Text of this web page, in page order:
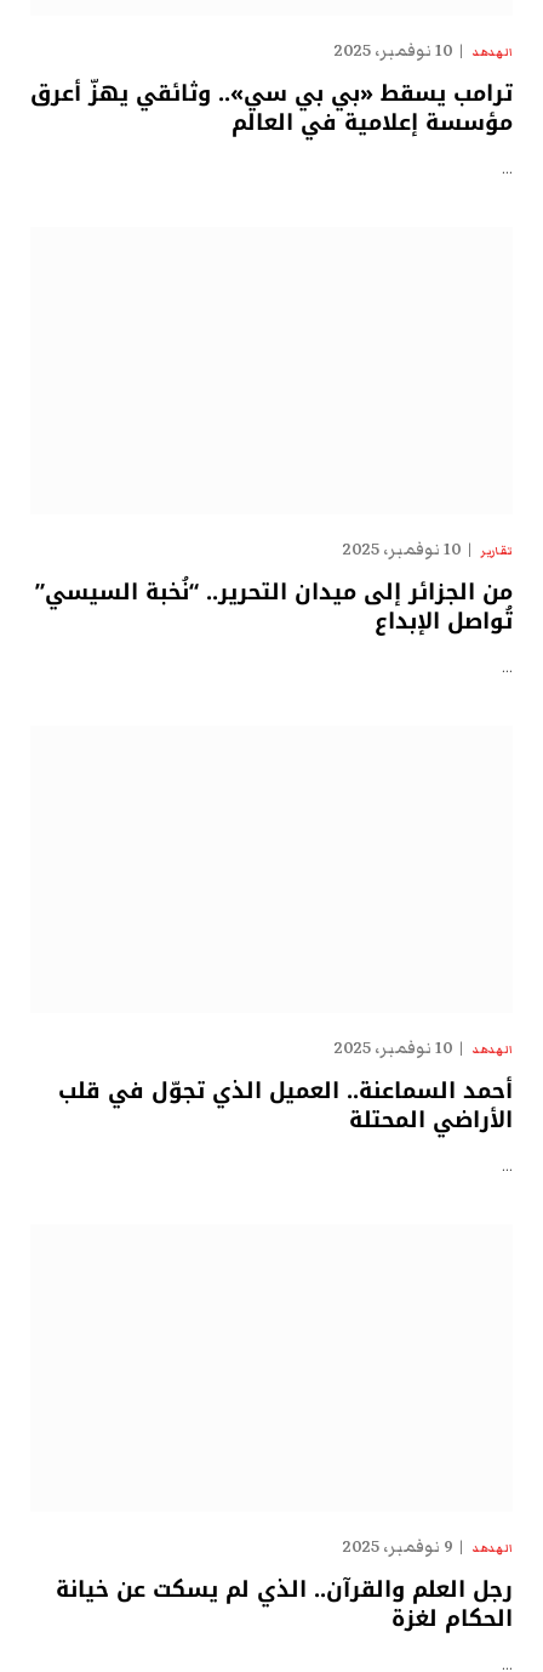
الهدهد 10 نوفمبر، 2025
ترامب يسقط «بي بي سي».. وثائقي يهزّ أعرق
مؤسسة إعلامية في العالم
…
تقارير 10 نوفمبر، 2025
من الجزائر إلى ميدان التحرير.. “نُخبة السيسي”
تُواصل الإبداع
…
الهدهد 10 نوفمبر، 2025
أحمد السماعنة.. العميل الذي تجوّل في قلب
الأراضي المحتلة
…
الهدهد 9 نوفمبر، 2025
رجل العلم والقرآن.. الذي لم يسكت عن خيانة
الحكام لغزة
…